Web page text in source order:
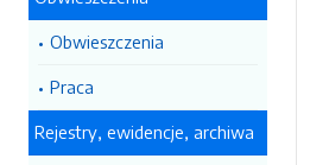
Obwieszczenia
Praca
Rejestry, ewidencje, archiwa